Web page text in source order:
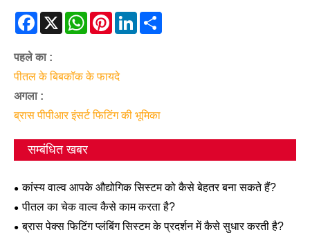
Facebook
X WhatsAppPinterestLinkedIn
पहले का :
पीतल के बिबकॉक के फायदे
अगला :
ब्रास पीपीआर इंसर्ट फिटिंग की भूमिका
सम्बंधित खबर
कांस्य वाल्व आपके औद्योगिक सिस्टम को कैसे बेहतर बना सकते हैं?
पीतल का चेक वाल्व कैसे काम करता है?
ब्रास पेक्स फिटिंग प्लंबिंग सिस्टम के प्रदर्शन में कैसे सुधार करती है?